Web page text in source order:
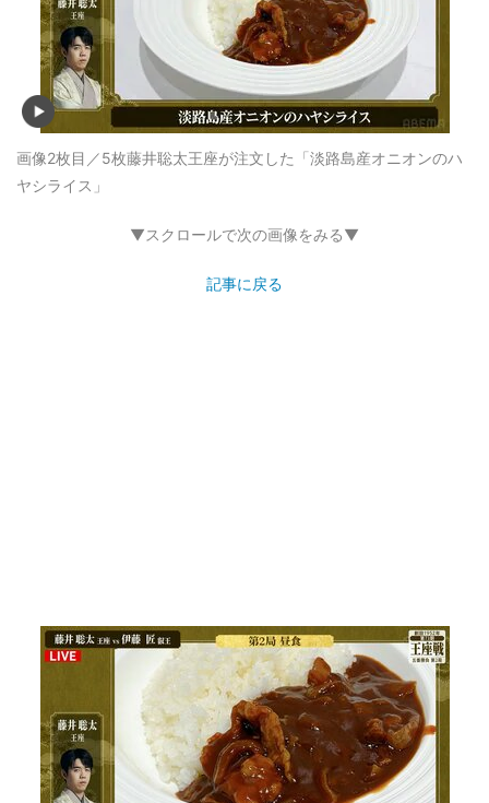
画像2枚目／5枚藤井聡太王座が注文した「淡路島産オニオンのハ
ヤシライス」
▼スクロールで次の画像をみる▼
記事に戻る